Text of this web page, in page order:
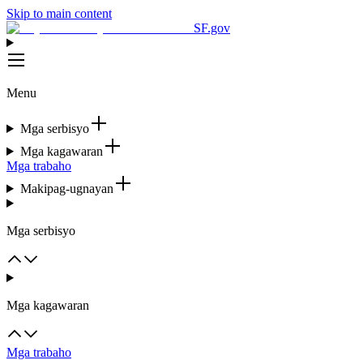
Skip to main content
SF.gov
Menu
Mga serbisyo
Mga kagawaran
Mga trabaho
Makipag-ugnayan
Mga serbisyo
Mga kagawaran
Mga trabaho